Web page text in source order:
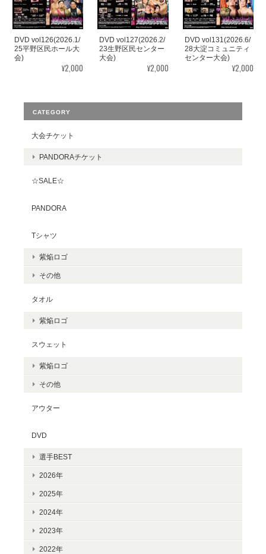
DVD vol126(2026.1/
25平野区民ホール大
会)
¥2,000
DVD vol127(2026.2/
23生野区民センター
大会)
¥2,000
DVD vol131(2026.6/
28大淀コミュニティ
センター大会)
¥2,000
CATEGORY
大会チケット
PANDORAチケット
☆SALE☆
PANDORA
Tシャツ
紫焔ロゴ
その他
タオル
紫焔ロゴ
スウェット
紫焔ロゴ
その他
アウター
DVD
選手BEST
2026年
2025年
2024年
2023年
2022年